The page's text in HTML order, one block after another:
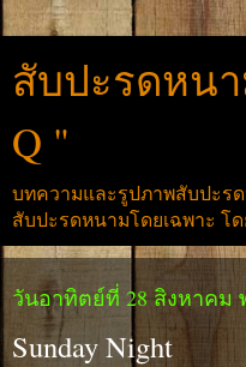
สับปะรดหนา
Q "
บทความและรูปภาพสับปะร
สับปะรดหนามโดยเฉพาะ โด
วันอาทิตย์ที่ 28 สิงหาคม
Sunday Night